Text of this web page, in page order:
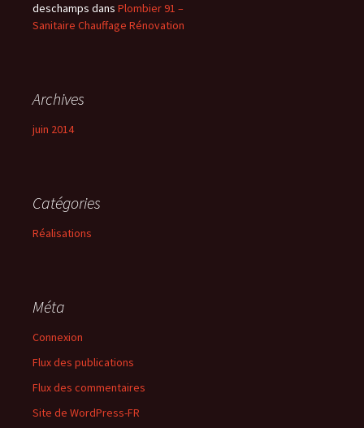
deschamps dans Plombier 91 –
Sanitaire Chauffage Rénovation
Archives
juin 2014
Catégories
Réalisations
Méta
Connexion
Flux des publications
Flux des commentaires
Site de WordPress-FR